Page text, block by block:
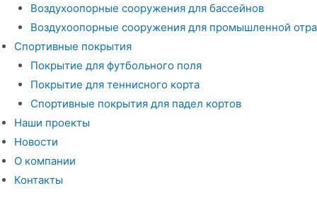
Воздухоопорные сооружения для бассейнов
Воздухоопорные сооружения для промышленной
Спортивные покрытия
Покрытие для футбольного поля
Покрытие для теннисного корта
Спортивные покрытия для падел кортов
Наши проекты
Новости
О компании
Контакты